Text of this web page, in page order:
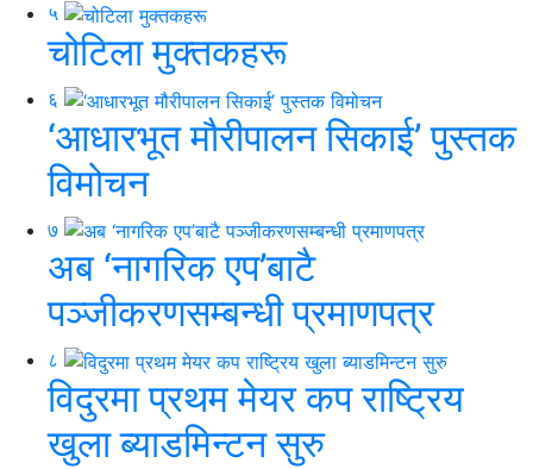
५
चोटिला मुक्तकहरू
६
‘आधारभूत मौरीपालन सिकाई’ पुस्तक
विमोचन
७
अब ‘नागरिक एप’बाटै
पञ्जीकरणसम्बन्धी प्रमाणपत्र
८
विदुरमा प्रथम मेयर कप राष्ट्रिय
खुला ब्याडमिन्टन सुरु